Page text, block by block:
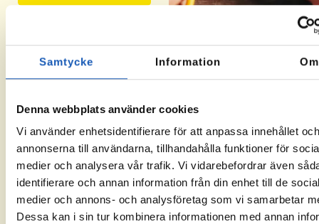
Samtycke Information Om
Denna webbplats använder cookies
Vi använder enhetsidentifierare för att anpassa innehållet och
annonserna till användarna, tillhandahålla funktioner för
medier och analysera vår trafik. Vi vidarebefordrar även
identifierare och annan information från din enhet till de
medier och annons- och analysföretag som vi samarbetar
Dessa kan i sin tur kombinera informationen med annan
Välj oss som leverantör
Såhär funkar Rusta och Matcha
01
Ta kontakt
02
Om du får
03
När